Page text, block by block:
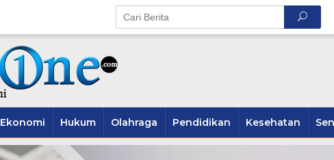
Ekonomi Hukum Olahraga Pendidikan Kesehatan